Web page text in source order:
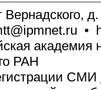
•
академия
РАН
СМИ